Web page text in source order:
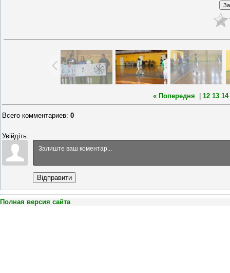
« Попередня | 12 13 14
Всего комментариев: 0
Увійдіть:
Відправити
Полная версия сайта